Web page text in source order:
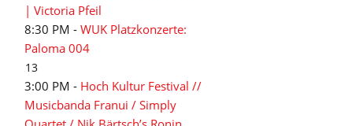
| Victoria Pfeil
8:30 PM - WUK Platzkonzerte:
Paloma 004
13
3:00 PM - Hoch Kultur Festival //
Musicbanda Franui / Simply